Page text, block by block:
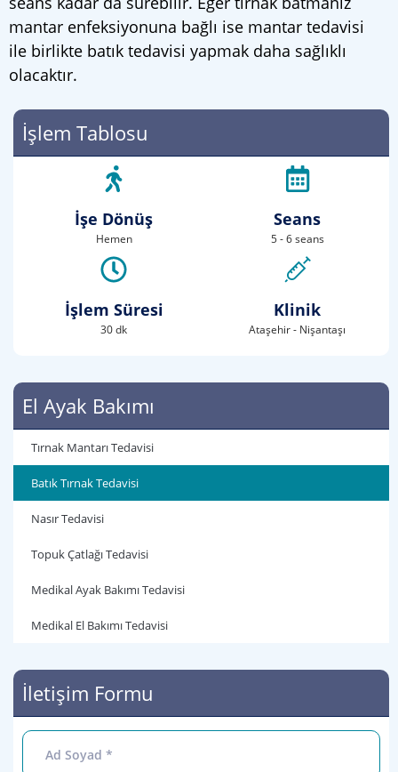
mantar enfeksiyonuna bağlı ise mantar tedavisi
ile birlikte batık tedavisi yapmak daha sağlıklı
olacaktır.
İşlem Tablosu
İşe Dönüş
Hemen
İşlem Süresi
30 dk
Seans
5 - 6 seans
Klinik
Ataşehir - Nişantaşı
El Ayak Bakımı
Tırnak Mantarı Tedavisi
Batık Tırnak Tedavisi
Nasır Tedavisi
Topuk Çatlağı Tedavisi
Medikal Ayak Bakımı Tedavisi
Medikal El Bakımı Tedavisi
İletişim Formu